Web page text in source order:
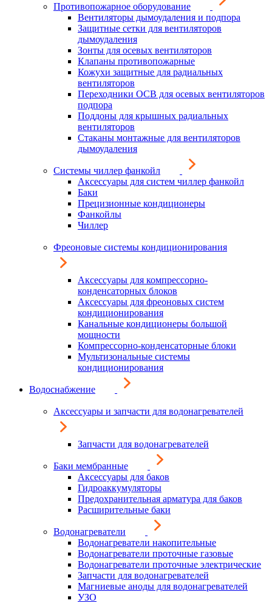
Противопожарное оборудование
Вентиляторы дымоудаления и подпора
Защитные сетки для вентиляторов
дымоудаления
Зонты для осевых вентиляторов
Клапаны противопожарные
Кожухи защитные для радиальных
вентиляторов
Переходники ОСВ для осевых вентиляторов
подпора
Поддоны для крышных радиальных
вентиляторов
Стаканы монтажные для вентиляторов
дымоудаления
Системы чиллер фанкойл
Аксессуары для систем чиллер фанкойл
Баки
Прецизионные кондиционеры
Фанкойлы
Чиллер
Фреоновые системы кондиционирования
Аксессуары для компрессорно-
конденсаторных блоков
Аксессуары для фреоновых систем
кондиционирования
Канальные кондиционеры большой
мощности
Компрессорно-конденсаторные блоки
Мультизональные системы
кондиционирования
Водоснабжение
Аксессуары и запчасти для водонагревателей
Запчасти для водонагревателей
Баки мембранные
Аксессуары для баков
Гидроаккумуляторы
Предохранительная арматура для баков
Расширительные баки
Водонагреватели
Водонагреватели накопительные
Водонагреватели проточные газовые
Водонагреватели проточные электрические
Запчасти для водонагревателей
Магниевые аноды для водонагревателей
УЗО